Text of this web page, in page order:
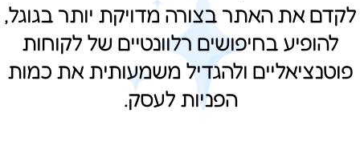
לקדם את האתר בצורה מדויקת יותר בגוגל,
להופיע בחיפושים רלוונטיים של לקוחות
פוטנציאליים ולהגדיל משמעותית את כמות
הפניות לעסק.